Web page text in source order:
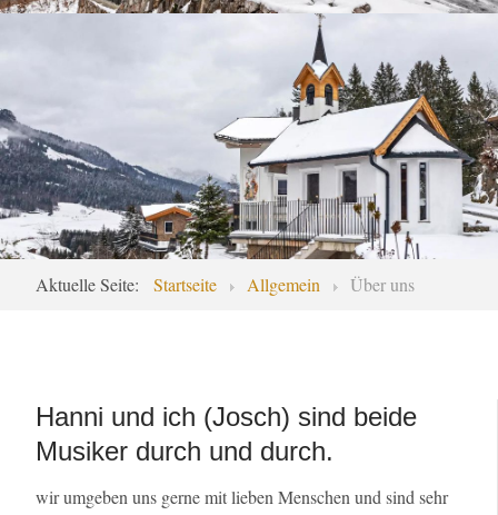
Aktuelle Seite: Startseite Allgemein Über uns
Hanni und ich (Josch) sind beide
Musiker durch und durch.
wir umgeben uns gerne mit lieben Menschen und sind sehr